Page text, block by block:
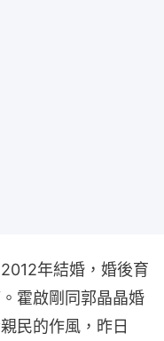
年結婚，婚後育
霍啟剛同郭晶晶婚
民的作風，昨日